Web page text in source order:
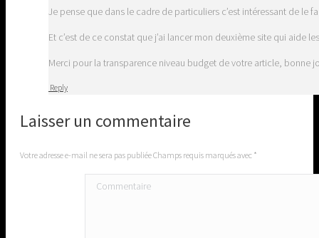
Je pense que dans le cadre de particuliers c’est intéressant de le
Et c’est de ce constat que j’ai lancer mon deuxième site qui aide
Merci pour la transparence niveau budget de votre article, bonne
Reply
Laisser un commentaire
Votre adresse e-mail ne sera pas publiée Champs requis marqués avec *